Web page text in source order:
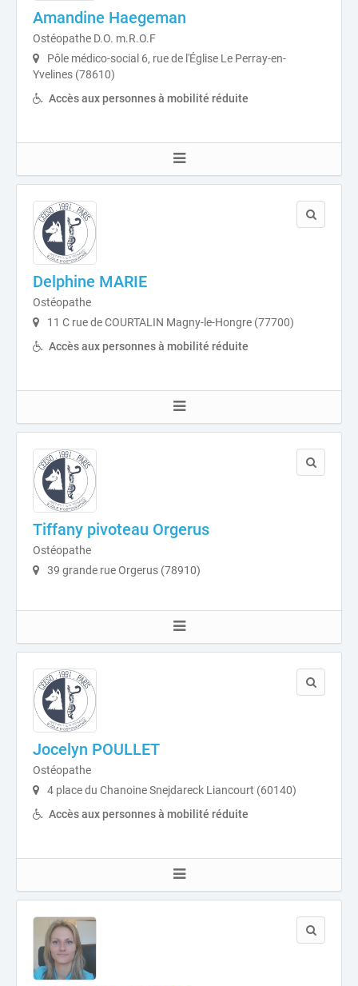
Amandine Haegeman
Ostéopathe D.O. m.R.O.F
Pôle médico-social 6, rue de l'Église Le Perray-en-
Yvelines (78610)
Accès aux personnes à mobilité réduite
Delphine MARIE
Ostéopathe
11 C rue de COURTALIN Magny-le-Hongre (77700)
Accès aux personnes à mobilité réduite
Tiffany pivoteau Orgerus
Ostéopathe
39 grande rue Orgerus (78910)
Jocelyn POULLET
Ostéopathe
4 place du Chanoine Snejdareck Liancourt (60140)
Accès aux personnes à mobilité réduite